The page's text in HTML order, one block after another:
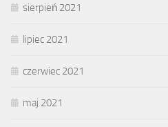
sierpień 2021
lipiec 2021
czerwiec 2021
maj 2021